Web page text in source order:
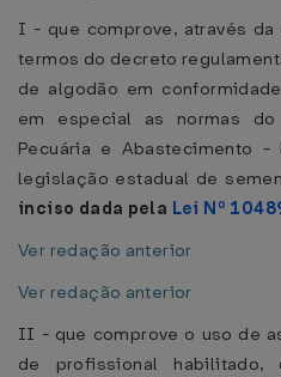
I - que comprove, através
termos do decreto
de algodão em
em especial as normas
Pecuária e Abastecimento -
legislação estadual de
inciso dada pela Lei Nº
Ver redação anterior
Ver redação anterior
II - que comprove o uso de
de profissional